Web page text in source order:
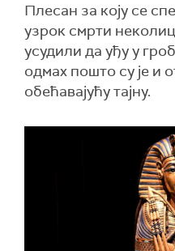
Плесан за коју се
узрок смрти
усудили да уђу у
одмах пошто су је и
обећавајућу тајну.